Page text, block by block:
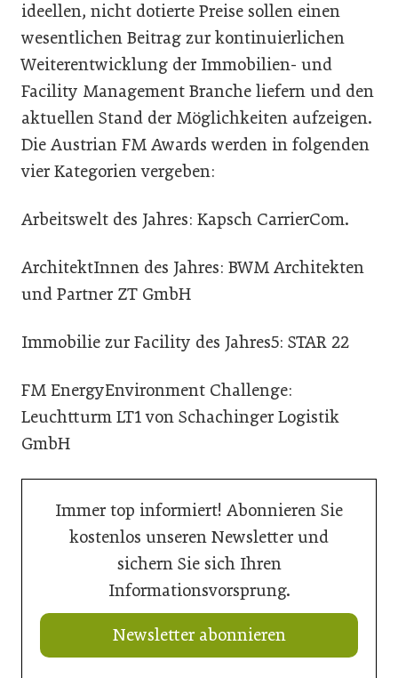
ideellen, nicht dotierte Preise sollen einen
wesentlichen Beitrag zur kontinuierlichen
Weiterentwicklung der Immobilien- und
Facility Management Branche liefern und den
aktuellen Stand der Möglichkeiten aufzeigen.
Die Austrian FM Awards werden in folgenden
vier Kategorien vergeben:
Arbeitswelt des Jahres: Kapsch CarrierCom.
ArchitektInnen des Jahres: BWM Architekten
und Partner ZT GmbH
Immobilie zur Facility des Jahres5: STAR 22
FM EnergyEnvironment Challenge:
Leuchtturm LT1 von Schachinger Logistik
GmbH
Immer top informiert! Abonnieren Sie
kostenlos unseren Newsletter und
sichern Sie sich Ihren
Informationsvorsprung.
Newsletter abonnieren